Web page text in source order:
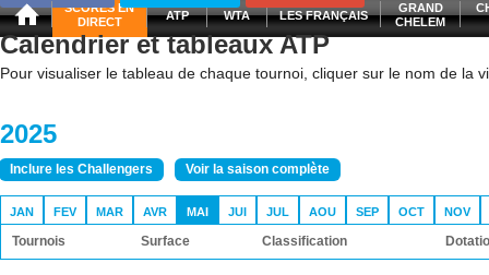
SCORES EN
DIRECT
ATP WTA LES FRANÇAIS
GRAND
CHELEM
Calendrier et tableaux ATP
Pour visualiser le tableau de chaque tournoi, cliquer sur le nom de la
2025
Inclure les Challengers Voir la saison complète
JAN FEV MAR AVR MAI JUI JUL AOU SEP OCT NOV
Tournois Surface Classification